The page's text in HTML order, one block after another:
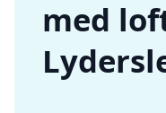
med